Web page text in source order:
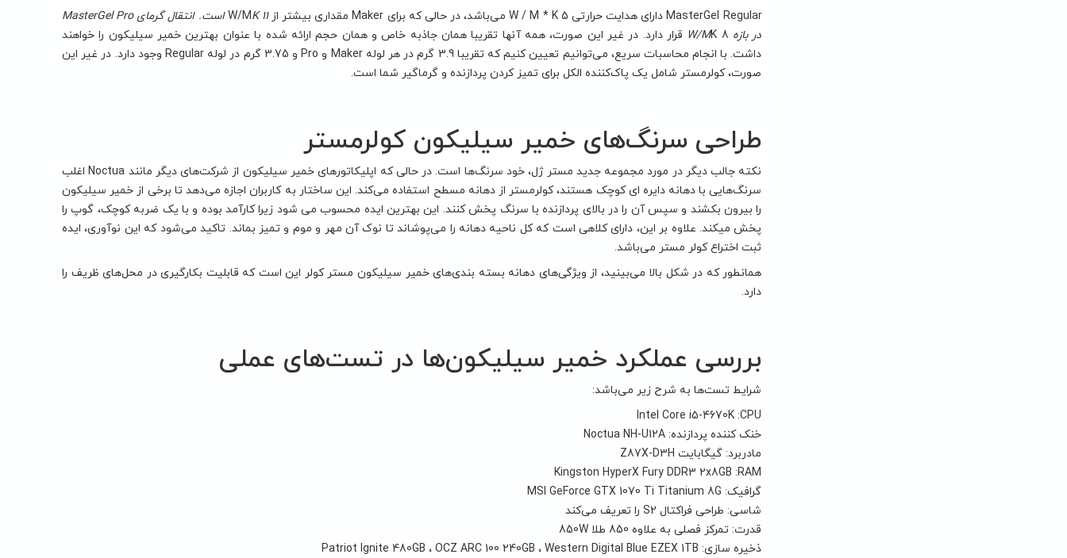
MasterGel Regular دارای هدایت حرارتی W / M * K 5 می‌باشد، در حالی که برای Maker مقداری بیشتر از W/M
K 11 است. انتقال گرمای MasterGel Pro
در بازه W/M
K 8 قرار دارد. در غیر این صورت، همه آنها تقریبا همان جاذبه خاص و همان حجم ارائه شده با عنوان بهترین خمیر سیلیکون را خواهند
داشت. با انجام محاسبات سریع، می‌توانیم تعیین کنیم که تقریبا 3.9 گرم در هر لوله Maker و Pro و 3.75 گرم در لوله Regular وجود دارد. در غیر این
صورت، کولرمستر شامل یک پاک‌کننده الکل برای تمیز کردن پردازنده و گرماگیر شما است.
طراحی سرنگ‌های خمیر سیلیکون کولرمستر
نکته جالب دیگر در مورد مجموعه جدید مستر ژل، خود سرنگ‌ها است. در حالی که اپلیکاتورهای خمیر سیلیکون از شرکت‌های دیگر مانند Noctua اغلب
سرنگ‌هایی با دهانه دایره ای کوچک هستند، کولرمستر از دهانه مسطح استفاده می‌کند. این ساختار به کاربران اجازه می‌دهد تا برخی از خمیر سیلیکون
را بیرون بکشند و سپس آن را در بالای پردازنده با سرنگ پخش کنند. اين بهترین ایده محسوب می شود زیرا کارآمد بوده و با يک ضربه کوچک، گوپ را
پخش ميکند. علاوه بر این، دارای کلاهی است که کل ناحیه دهانه را می‌پوشاند تا نوک آن مهر و موم و تمیز بماند. تاکید می‌شود که این نوآوری، ایده
ثبت اختراع کولر مستر می‌باشد.
همانطور که در شکل بالا می‌بینید، از ویژگی‌های دهانه بسته بندی‌های خمیر سیلیکون مستر کولر این است که قابلیت بکارگیری در محل‌های ظریف را
دارد.
بررسی عملکرد خمیر سیلیکون‌ها در تست‌های عملی
شرایط تست‌ها به شرح زیر می‌باشد:
Intel Core i5-4670K :CPU
خنک کننده پردازنده: Noctua NH-U12A
مادربرد: گیگابایت Z87X-D3H
Kingston HyperX Fury DDR3 2x8GB :RAM
گرافیک: MSI GeForce GTX 1070 Ti Titanium 8G
شاسی: طراحی فراکتال S2 را تعریف می‌کند
قدرت: تمرکز فصلی به علاوه 850 طلا 850W
ذخیره سازی: Patriot Ignite 480GB ، OCZ ARC 100 240GB ، Western Digital Blue EZEX 1TB